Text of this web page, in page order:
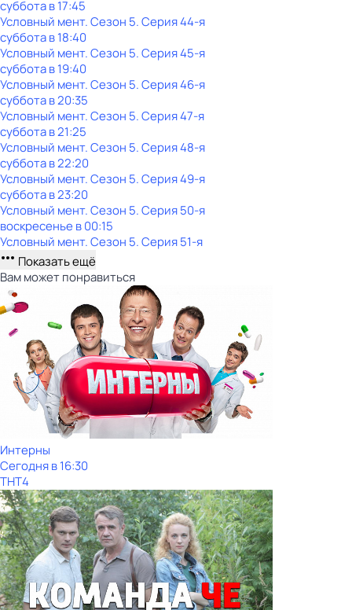
субботав17:45
Условный мент. Сезон 5. Серия 44-я
субботав18:40
Условный мент. Сезон 5. Серия 45-я
субботав19:40
Условный мент. Сезон 5. Серия 46-я
субботав20:35
Условный мент. Сезон 5. Серия 47-я
субботав21:25
Условный мент. Сезон 5. Серия 48-я
субботав22:20
Условный мент. Сезон 5. Серия 49-я
субботав23:20
Условный мент. Сезон 5. Серия 50-я
воскресенье в00:15
Условный мент. Сезон 5. Серия 51-я
Показать ещё
Вам может понравиться
Интерны
Сегодня в 16:30
ТНТ4